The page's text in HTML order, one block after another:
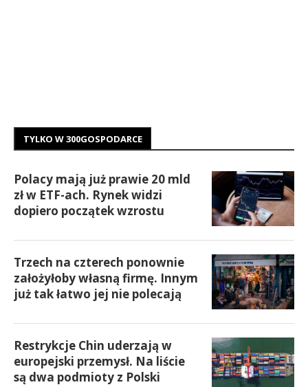
TYLKO W 300GOSPODARCE
Polacy mają już prawie 20 mld
zł w ETF-ach. Rynek widzi
dopiero początek wzrostu
Trzech na czterech ponownie
założyłoby własną firmę. Innym
już tak łatwo jej nie polecają
Restrykcje Chin uderzają w
europejski przemysł. Na liście
są dwa podmioty z Polski